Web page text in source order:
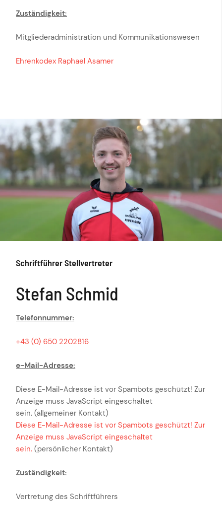
Zuständigkeit:
Mitgliederadministration und Kommunikationswesen
Ehrenkodex Raphael Asamer
Schriftführer Stellvertreter
Stefan Schmid
Telefonnummer:
+43 (0) 650 2202816
e-Mail-Adresse:
Diese E-Mail-Adresse ist vor Spambots geschützt! Zur
Anzeige muss JavaScript eingeschaltet
sein. (allgemeiner Kontakt)
Diese E-Mail-Adresse ist vor Spambots geschützt! Zur
Anzeige muss JavaScript eingeschaltet
sein. (persönlicher Kontakt)
Zuständigkeit:
Vertretung des Schriftführers